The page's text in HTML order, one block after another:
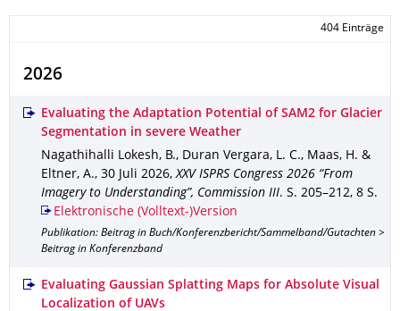
404 Einträge
2026
Evaluating the Adaptation Potential of SAM2 for Glacier
Segmentation in severe Weather
Nagathihalli Lokesh, B., Duran Vergara, L. C., Maas, H. &
Eltner, A., 30 Juli 2026,XXV ISPRS Congress 2026 “From
Imagery to Understanding”, Commission III. S. 205–212, 8 S.
Elektronische (Volltext-)Version
Publikation: Beitrag in Buch/Konferenzbericht/Sammelband/Gutachten >
Beitrag in Konferenzband
Evaluating Gaussian Splatting Maps for Absolute Visual
Localization of UAVs